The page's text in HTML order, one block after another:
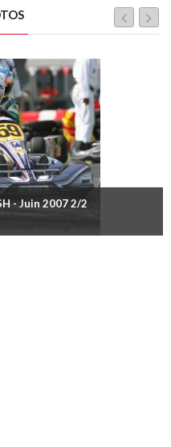
- Juin 2007 2/2